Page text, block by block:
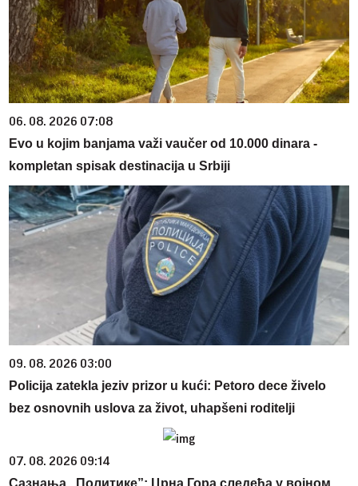
06. 08. 2026 07:08
Evo u kojim banjama važi vaučer od 10.000 dinara -
kompletan spisak destinacija u Srbiji
09. 08. 2026 03:00
Policija zatekla jeziv prizor u kući: Petoro dece živelo
bez osnovnih uslova za život, uhapšeni roditelji
07. 08. 2026 09:14